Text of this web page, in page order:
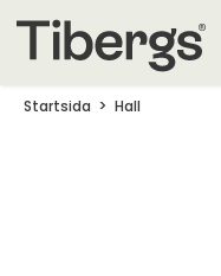
Startsida Hall